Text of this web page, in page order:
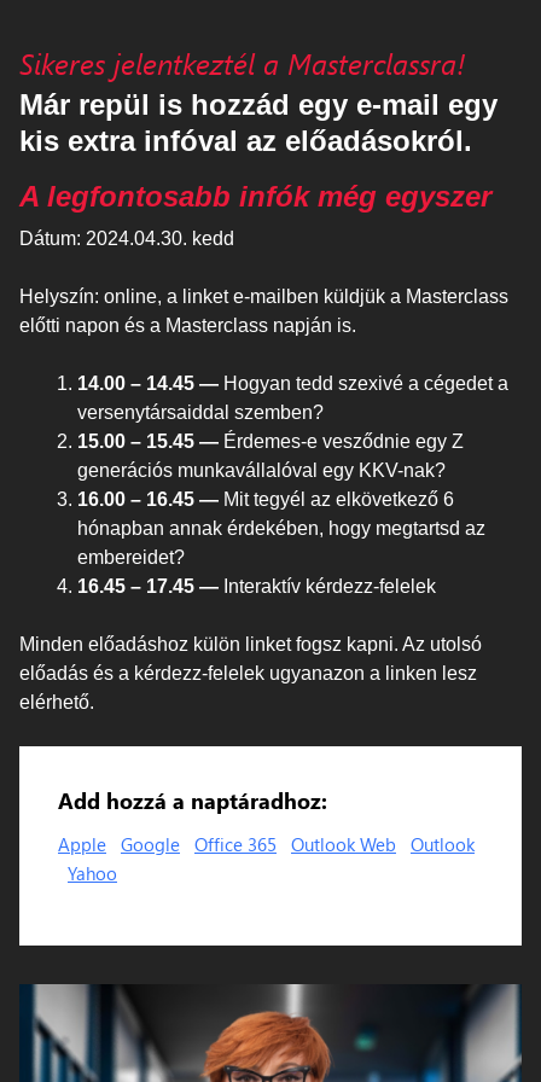
Sikeres jelentkeztél a Masterclassra!
Már repül is hozzád egy e-mail egy
kis extra infóval az előadásokról.
A legfontosabb infók még egyszer
Dátum: 2024.04.30. kedd
Helyszín: online, a linket e-mailben küldjük a Masterclass
előtti napon és a Masterclass napján is.
14.00 – 14.45 — Hogyan tedd szexivé a cégedet a
versenytársaiddal szemben?
15.00 – 15.45 — Érdemes-e vesződnie egy Z
generációs munkavállalóval egy KKV-nak?
16.00 – 16.45 — Mit tegyél az elkövetkező 6
hónapban annak érdekében, hogy megtartsd az
embereidet?
16.45 – 17.45 — Interaktív kérdezz-felelek
Minden előadáshoz külön linket fogsz kapni. Az utolsó
előadás és a kérdezz-felelek ugyanazon a linken lesz
elérhető.
Add hozzá a naptáradhoz:
Apple Google Office 365 Outlook Web
Outlook
Yahoo